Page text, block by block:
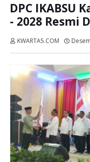
DPC IKABSU
- 2028 Resmi
KWARTA5.COM